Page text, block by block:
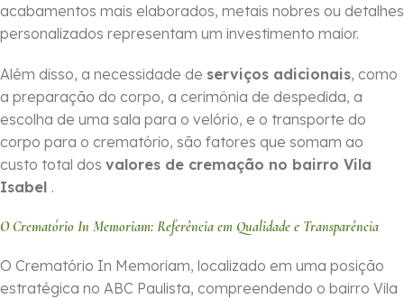
acabamentos mais elaborados, metais nobres ou detalhes
personalizados representam um investimento maior.
Além disso, a necessidade de serviços adicionais, como
a preparação do corpo, a cerimônia de despedida, a
escolha de uma sala para o velório, e o transporte do
corpo para o crematório, são fatores que somam ao
custo total dos valores de cremação no bairro Vila
Isabel .
O Crematório In Memoriam: Referência em Qualidade e Transparência
O Crematório In Memoriam, localizado em uma posição
estratégica no ABC Paulista, compreendendo o bairro Vila